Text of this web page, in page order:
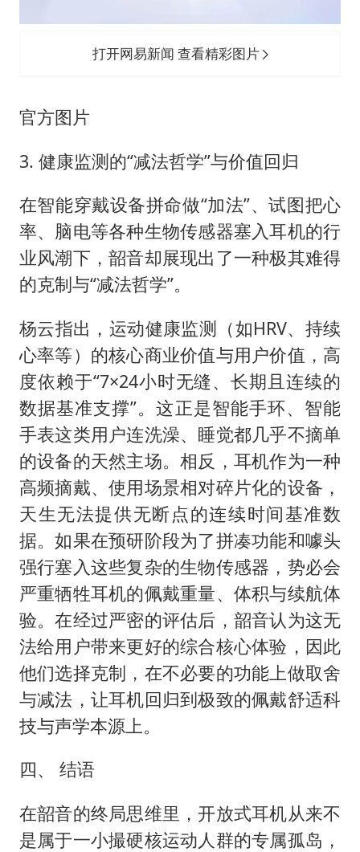
打开网易新闻 查看精彩图片
官方图片
3. 健康监测的“减法哲学”与价值回归
在智能穿戴设备拼命做“加法”、试图把心
率、脑电等各种生物传感器塞入耳机的行
业风潮下，韶音却展现出了一种极其难得
的克制与“减法哲学”。
杨云指出，运动健康监测（如HRV、持续
心率等）的核心商业价值与用户价值，高
度依赖于“7×24小时无缝、长期且连续的
数据基准支撑”。这正是智能手环、智能
手表这类用户连洗澡、睡觉都几乎不摘单
的设备的天然主场。相反，耳机作为一种
高频摘戴、使用场景相对碎片化的设备，
天生无法提供无断点的连续时间基准数
据。如果在预研阶段为了拼凑功能和噱头
强行塞入这些复杂的生物传感器，势必会
严重牺牲耳机的佩戴重量、体积与续航体
验。在经过严密的评估后，韶音认为这无
法给用户带来更好的综合核心体验，因此
他们选择克制，在不必要的功能上做取舍
与减法，让耳机回归到极致的佩戴舒适科
技与声学本源上。
四、 结语
在韶音的终局思维里，开放式耳机从来不
是属于一小撮硬核运动人群的专属孤岛，